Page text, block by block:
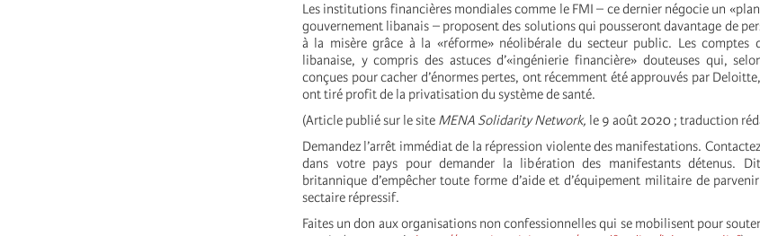
Les institutions financières mondiales comme le FMI – ce dernier négocie un
gouvernement libanais – proposent des solutions qui pousseront davantage de
à la misère grâce à la «réforme» néolibérale du secteur public. Les comptes
libanaise, y compris des astuces d’«ingénierie financière» douteuses qui,
conçues pour cacher d’énormes pertes, ont récemment été approuvés par
ont tiré profit de la privatisation du système de santé.
(Article publié sur le site MENA Solidarity Network, le 9 août 2020 ; traduction
Demandez l’arrêt immédiat de la répression violente des manifestations.
dans votre pays pour demander la libération des manifestants détenus.
britannique d’empêcher toute forme d’aide et d’équipement militaire de
sectaire répressif.
Faites un don aux organisations non confessionnelles qui se mobilisent pour